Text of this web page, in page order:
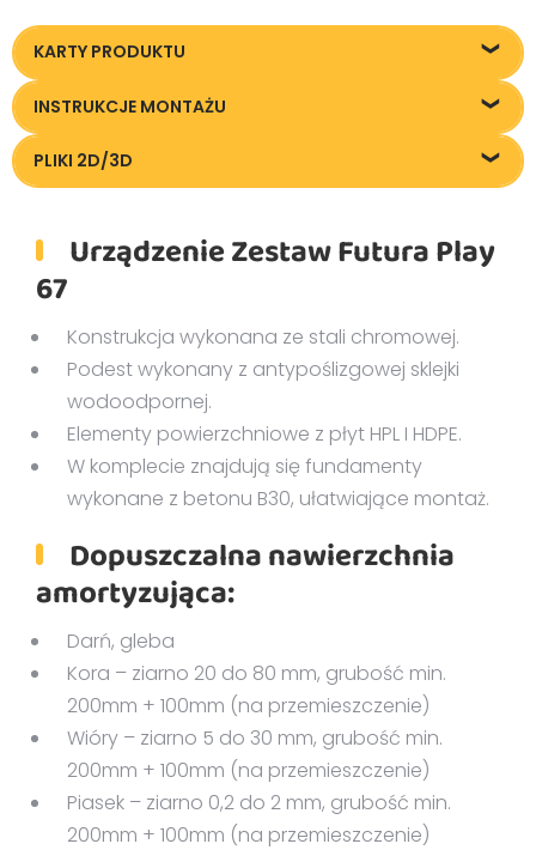
KARTY PRODUKTU
Karta techniczna
INSTRUKCJE MONTAŻU
Instrukcja montażu
PLIKI 2D/3D
Pliki FBXUrządzenie Zestaw Futura Play
67
Konstrukcja wykonana ze stali chromowej.
Podest wykonany z antypoślizgowej sklejki
wodoodpornej.
Elementy powierzchniowe z płyt HPL I HDPE.
W komplecie znajdują się fundamenty
wykonane z betonu B30, ułatwiające montaż.
Dopuszczalna nawierzchnia
amortyzująca:
Darń, gleba
Kora – ziarno 20 do 80 mm, grubość min.
200mm + 100mm (na przemieszczenie)
Wióry – ziarno 5 do 30 mm, grubość min.
200mm + 100mm (na przemieszczenie)
Piasek – ziarno 0,2 do 2 mm, grubość min.
200mm + 100mm (na przemieszczenie)